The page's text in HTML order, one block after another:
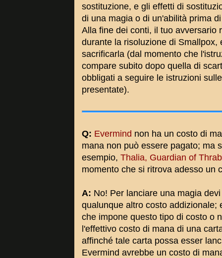
sostituzione, e gli effetti di
di una magia o di un'abilità prima
Alla fine dei conti, il tuo avversario
durante la risoluzione di
sacrificarla (dal momento che
compare subito dopo quella di
obbligati a seguire le istruzioni
presentate).
Q: Evermind non ha un costo di
mana non può essere pagato; ma
esempio, Thalia, Guardian of
momento che si ritrova adesso un
A: No! Per lanciare una magia
qualunque altro costo addizionale;
che impone questo tipo di costo o
l'effettivo costo di mana di una
affinché tale carta possa esser
Evermind avrebbe un costo di